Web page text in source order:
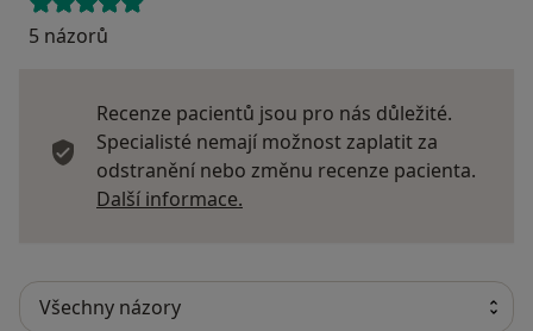
5 názorů
Recenze pacientů jsou pro nás důležité.
Specialisté nemají možnost zaplatit za
odstranění nebo změnu recenze pacienta.
Další informace.